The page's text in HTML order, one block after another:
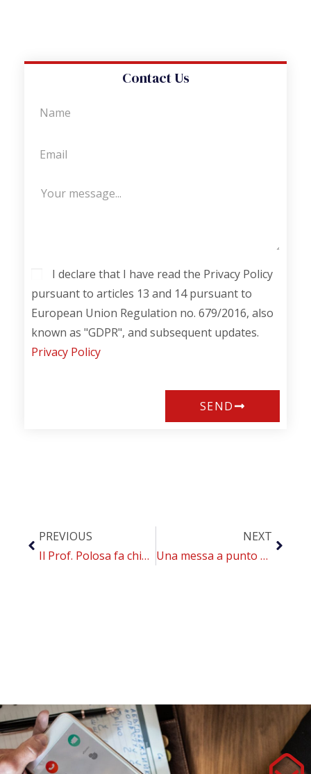
Contact Us
I declare that I have read the Privacy Policy
pursuant to articles 13 and 14 pursuant to
European Union Regulation no. 679/2016, also
known as "GDPR", and subsequent updates.
Privacy Policy
SEND
PREVIOUS
Il Prof. Polosa fa chiarezza sul tempo di sopravvivenza del Coronavirus su pareti e superfici
NEXT
Una messa a punto del CoEHAR sulle nuove APP per far smettere di fumare: “Sono efficaci”